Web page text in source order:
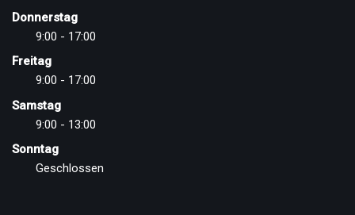
Donnerstag
9:00 - 17:00
Freitag
9:00 - 17:00
Samstag
9:00 - 13:00
Sonntag
Geschlossen